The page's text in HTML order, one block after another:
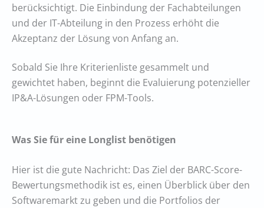
berücksichtigt. Die Einbindung der Fachabteilungen
und der IT-Abteilung in den Prozess erhöht die
Akzeptanz der Lösung von Anfang an.
Sobald Sie Ihre Kriterienliste gesammelt und
gewichtet haben, beginnt die Evaluierung potenzieller
IP&A-Lösungen oder FPM-Tools.
Was Sie für eine Longlist benötigen
Hier ist die gute Nachricht: Das Ziel der BARC-Score-
Bewertungsmethodik ist es, einen Überblick über den
Softwaremarkt zu geben und die Portfolios der